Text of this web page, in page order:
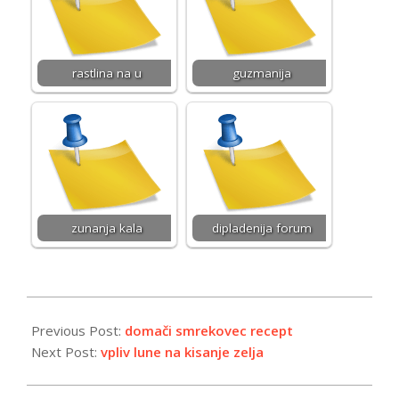
rastlina na u guzmanija
zunanja kala dipladenija forum
01-
14
Previous Post: domači smrekovec recept
Next Post: vpliv lune na kisanje zelja